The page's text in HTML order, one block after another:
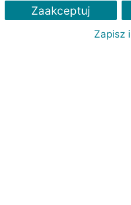
Zaakceptuj
Zapisz